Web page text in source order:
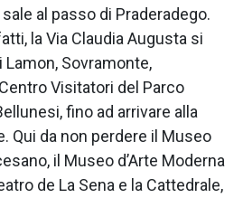
al passo di Praderadego.
la Via Claudia Augusta si
Sovramonte,
Visitatori del Parco
fino ad arrivare alla
Qui da non perdere il Museo
il Museo d’Arte Moderna
de La Sena e la Cattedrale,